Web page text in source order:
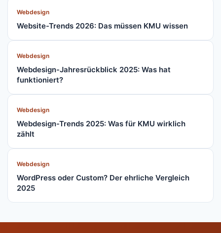
Webdesign
Website-Trends 2026: Das müssen KMU wissen
Webdesign
Webdesign-Jahresrückblick 2025: Was hat
funktioniert?
Webdesign
Webdesign-Trends 2025: Was für KMU wirklich
zählt
Webdesign
WordPress oder Custom? Der ehrliche Vergleich
2025